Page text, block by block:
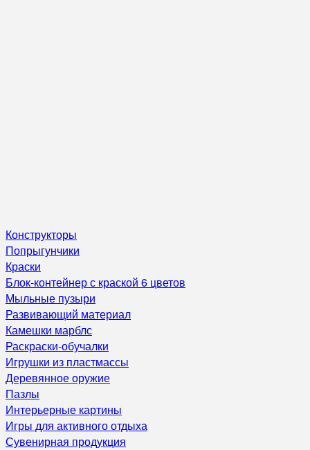
Конструкторы
Попрыгунчики
Краски
Блок-контейнер с краской 6 цветов
Мыльные пузыри
Развивающий материал
Камешки марблс
Раскраски-обучалки
Игрушки из пластмассы
Деревянное оружие
Пазлы
Интерьерные картины
Игры для активного отдыха
Сувенирная продукция